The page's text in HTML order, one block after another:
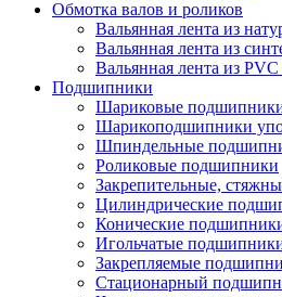
Обмотка валов и роликов
Вальянная лента из
Вальянная лента из
Вальянная лента из
Подшипники
Шариковые
Шарикоподшипники
Шпиндельные
Роликовые подшипники
Закрепительные,
Цилиндрические
Конические
Игольчатые
Закрепляемые
Стационарный